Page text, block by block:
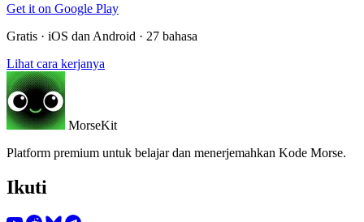
Get it on Google Play
Gratis · iOS dan Android · 27 bahasa
Lihat cara kerjanya
MorseKit
Platform premium untuk belajar dan menerjemahkan Kode Morse.
Ikuti